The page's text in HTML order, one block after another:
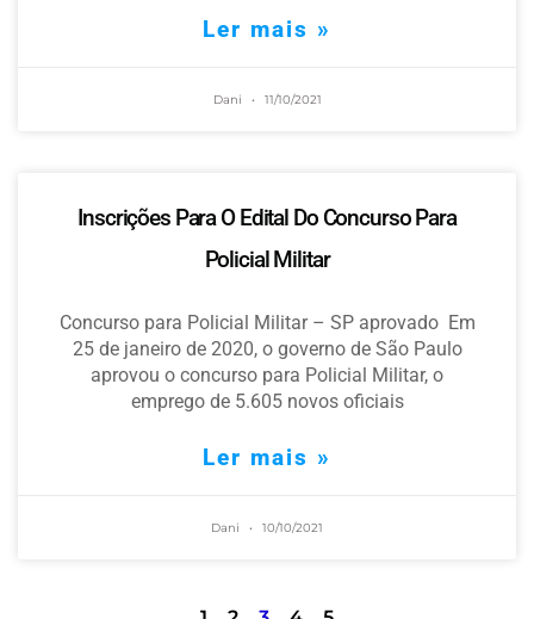
Ler mais »
Dani 11/10/2021
Inscrições Para O Edital Do Concurso Para
Policial Militar
Concurso para Policial Militar – SP aprovado Em
25 de janeiro de 2020, o governo de São Paulo
aprovou o concurso para Policial Militar, o
emprego de 5.605 novos oficiais
Ler mais »
Dani 10/10/2021